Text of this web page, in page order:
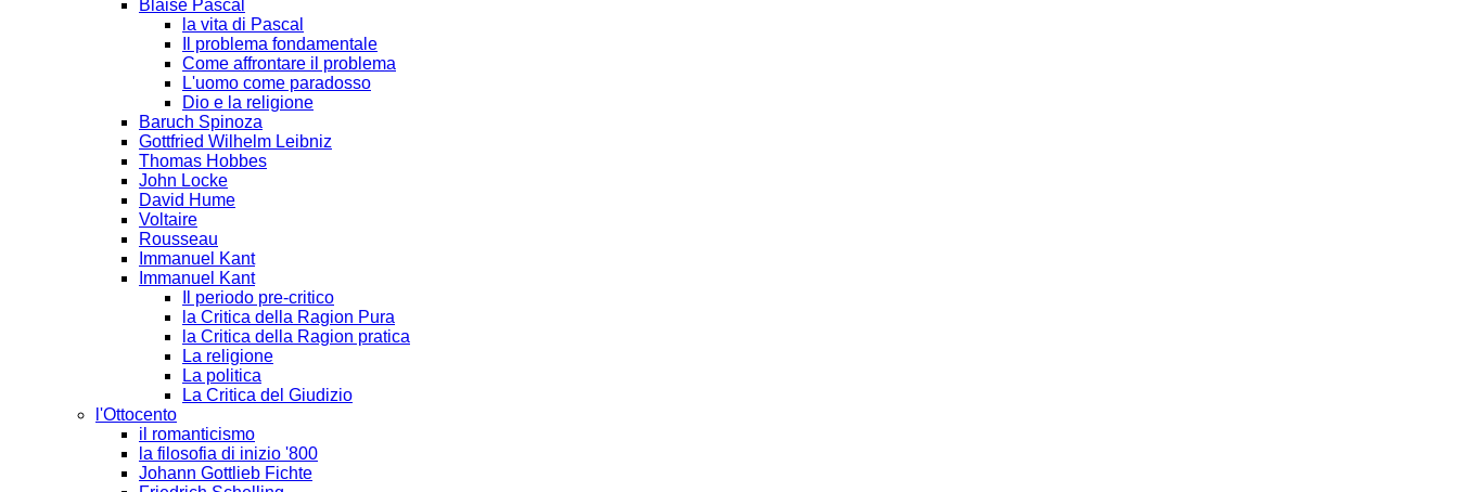
Blaise Pascal
la vita di Pascal
Il problema fondamentale
Come affrontare il problema
L'uomo come paradosso
Dio e la religione
Baruch Spinoza
Gottfried Wilhelm Leibniz
Thomas Hobbes
John Locke
David Hume
Voltaire
Rousseau
Immanuel Kant
Immanuel Kant
Il periodo pre-critico
la Critica della Ragion Pura
la Critica della Ragion pratica
La religione
La politica
La Critica del Giudizio
l'Ottocento
il romanticismo
la filosofia di inizio '800
Johann Gottlieb Fichte